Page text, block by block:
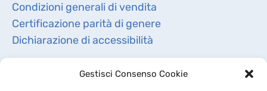
Gestisci Consenso Cookie
Condizioni generali di vendita
Certificazione parità di genere
Dichiarazione di accessibilità